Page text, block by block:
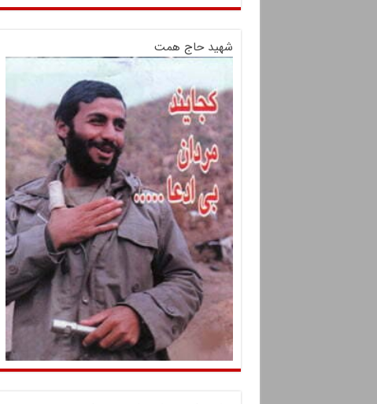
شهید حاج همت